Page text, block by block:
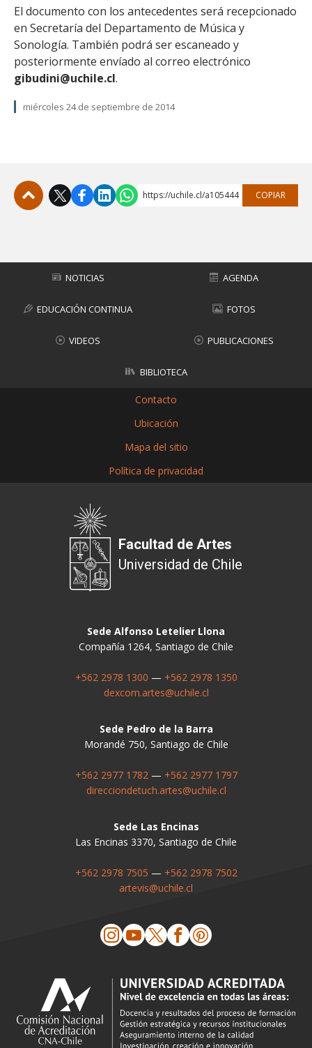
El documento con los antecedentes será recepcionado
en Secretaría del Departamento de Música y
Sonología. También podrá ser escaneado y
posteriormente envíado al correo electrónico
gibudini@uchile.cl.
miércoles 24 de septiembre de 2014
https://uchile.cl/a105444 COPIAR
NOTICIAS AGENDA
EDUCACIÓN CONTINUA FOTOS
VIDEOS PUBLICACIONES
BIBLIOTECA
Contacto
Ubicación
Mapa del sitio
Política de privacidad
Facultad de Artes
Universidad de Chile
Sede Alfonso Letelier Llona
Compañía 1264, Santiago de Chile
+562 2978 1300 — +562 2978 1350
dexcom.artes@uchile.cl
Sede Pedro de la Barra
Morandé 750, Santiago de Chile
+562 2977 1782— +562 2977 1797
direcciondetuch.artes@uchile.cl
Sede Las Encinas
Las Encinas 3370, Santiago de Chile
+562 2978 7505 — +562 2978 7502
artevis@uchile.cl